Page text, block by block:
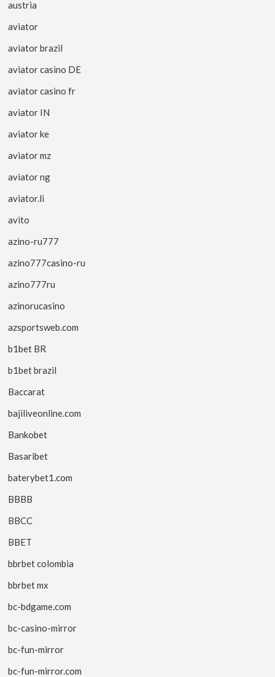
austria
aviator
aviator brazil
aviator casino DE
aviator casino fr
aviator IN
aviator ke
aviator mz
aviator ng
aviator.li
avito
azino-ru777
azino777casino-ru
azino777ru
azinorucasino
azsportsweb.com
b1bet BR
b1bet brazil
Baccarat
bajiliveonline.com
Bankobet
Basaribet
baterybet1.com
BBBB
BBCC
BBET
bbrbet colombia
bbrbet mx
bc-bdgame.com
bc-casino-mirror
bc-fun-mirror
bc-fun-mirror.com